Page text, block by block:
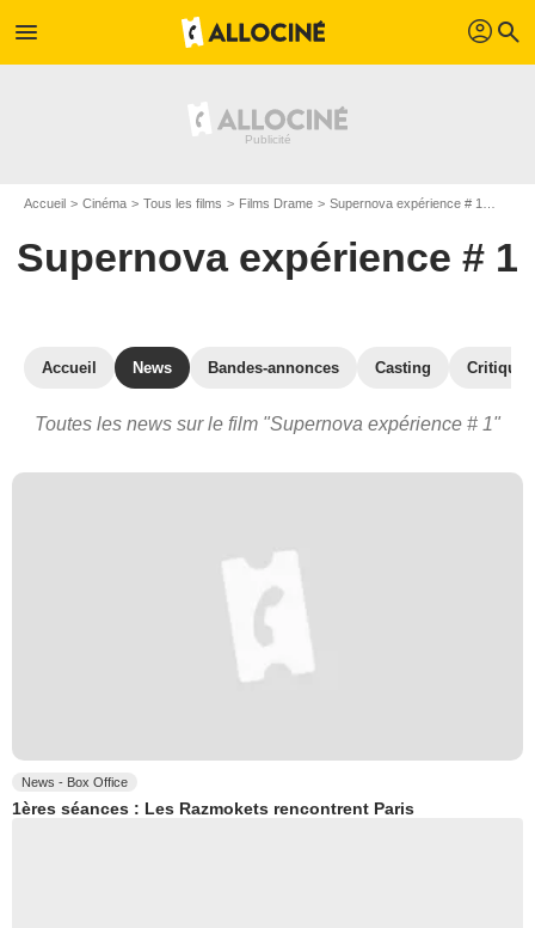
menu profil search
Accueil Cinéma Tous les films Films Drame Supernova expérience # 1
Supernova expérience # 1
Accueil News Bandes-annonces Casting
Toutes les news sur le film "Supernova expérience # 1"
News - Box Office
1ères séances : Les Razmokets rencontrent Paris